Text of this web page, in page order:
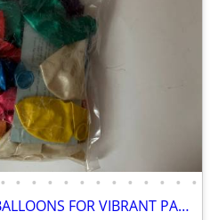
• • • • • • • • • • • • •
ASSORTED COLOR LATEX BALLOONS FOR VIBRANT PARTY DECORATIONS EVERYWHERE